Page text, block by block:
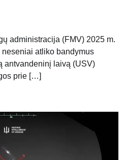
administracija (FMV) 2025 m.
atliko bandymus
antvandeninį laivą (USV)
prie […]